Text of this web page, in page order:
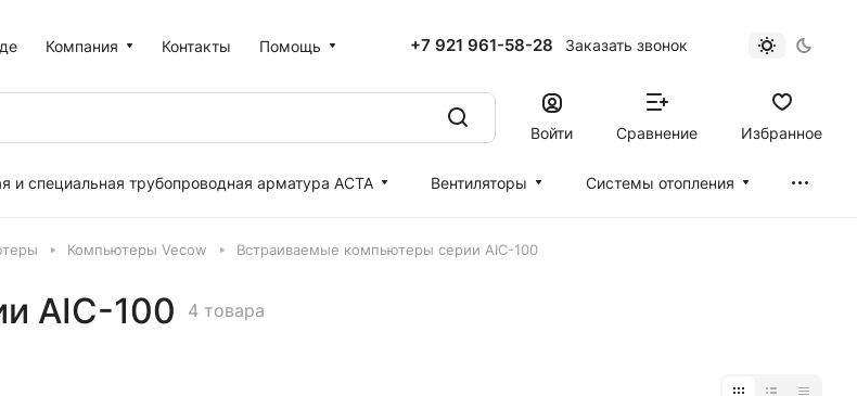
Компания Контакты Помощь +7 921 961-58-28 Заказать звонок
Войти Сравнение Избранное
и специальная трубопроводная арматура АСТА Вентиляторы Cистемы отопления
Компьютеры Vecow Встраиваемые компьютеры серии AIC-100
AIC-100 4 товара